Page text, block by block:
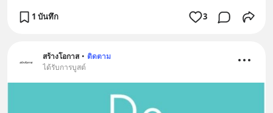
1 บันทึก 3
สร้างโอกาส • ติดตาม
ได้รับการบูสต์